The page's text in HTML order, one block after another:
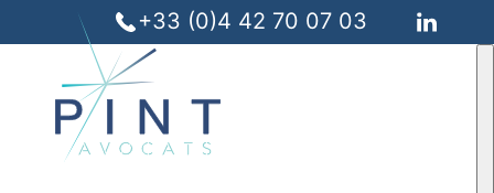
+33 (0)4 42 70 07 03